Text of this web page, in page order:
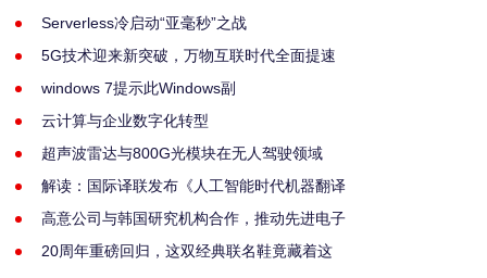
Serverless冷启动“亚毫秒”之战
5G技术迎来新突破，万物互联时代全面提速
windows 7提示此Windows副
云计算与企业数字化转型
超声波雷达与800G光模块在无人驾驶领域
解读：国际译联发布《人工智能时代机器翻译
高意公司与韩国研究机构合作，推动先进电子
20周年重磅回归，这双经典联名鞋竟藏着这